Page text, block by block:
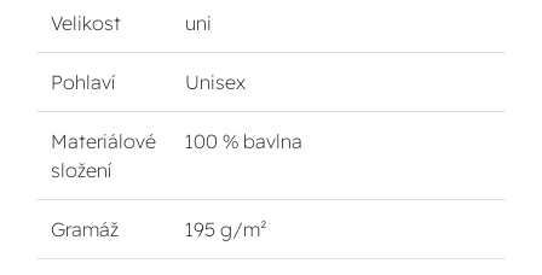
Velikost uni
Pohlaví Unisex
Materiálové
složení
100 % bavlna
Gramáž 195 g/m²